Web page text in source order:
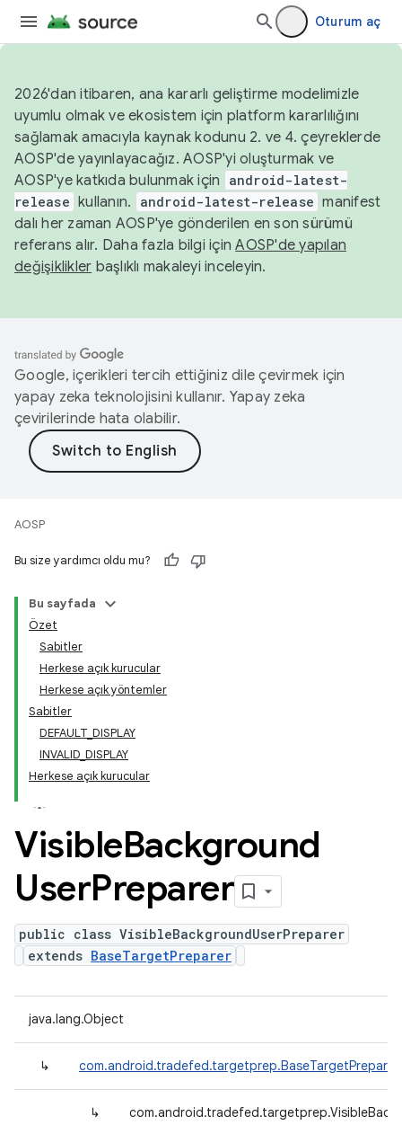
Oturum aç
2026'dan itibaren, ana kararlı geliştirme modelimizle
uyumlu olmak ve ekosistem için platform kararlılığını
sağlamak amacıyla kaynak kodunu 2. ve 4. çeyreklerde
AOSP'de yayınlayacağız. AOSP'yi oluşturmak ve
AOSP'ye katkıda bulunmak için
android-latest-
release kullanın. android-latest-release manifest
dalı her zaman AOSP'ye gönderilen en son sürümü
referans alır. Daha fazla bilgi içinAOSP'de yapılan
değişiklikler başlıklı makaleyi inceleyin.
Google, içerikleri tercih ettiğiniz dile çevirmek için
yapay zeka teknolojisini kullanır. Yapay zeka
çevirilerinde hata olabilir.
AOSP
Bu size yardımcı oldu mu?
Bu sayfada
Özet
Sabitler
Herkese açık kurucular
Herkese açık yöntemler
Sabitler
DEFAULT_DISPLAY
INVALID_DISPLAY
Herkese açık kurucular
VisibleBackground
UserPreparer
public class VisibleBackgroundUserPreparer
extends BaseTargetPreparer
java.lang.Object
↳ com.android.tradefed.targetprep.BaseTargetPreparer
↳